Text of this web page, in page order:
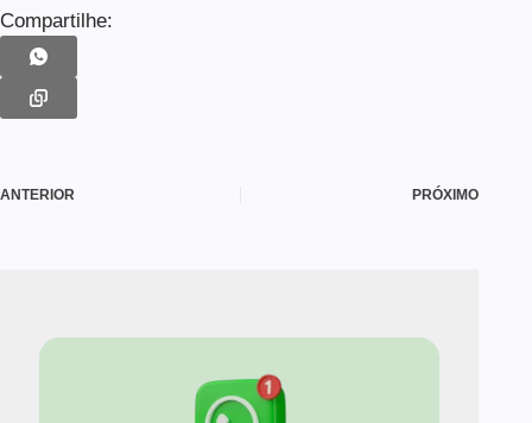
Compartilhe:
ANTERIOR PRÓXIMO